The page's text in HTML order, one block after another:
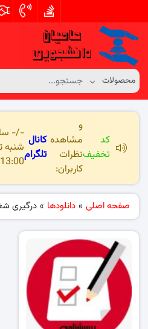
کد
تخفیف
و
مشاهده
نظرات
کاربران:
کانال
تلگرام
-/-
شنبه
13:00 تا 01:00 -/-
صفحه اصلی » دانلودها » درگیری